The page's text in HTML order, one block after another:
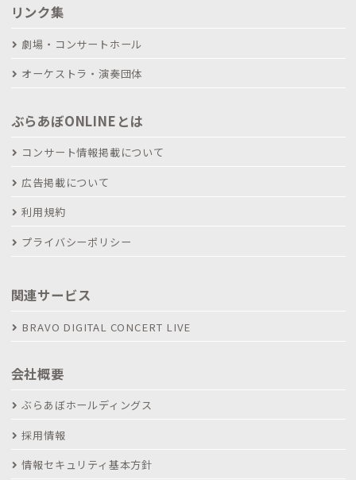
リンク集
劇場・コンサートホール
オーケストラ・演奏団体
ぶらあぼONLINEとは
コンサート情報掲載について
広告掲載について
利用規約
プライバシーポリシー
関連サービス
BRAVO DIGITAL CONCERT LIVE
会社概要
ぶらあぼホールディングス
採用情報
情報セキュリティ基本方針